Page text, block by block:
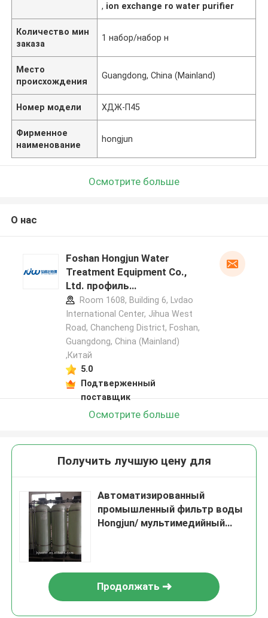
, ion exchange ro water purifier
Количество мин
заказа
1 набор/набор н
Место
происхождения
Guangdong, China (Mainland)
Номер модели ХДЖ-П45
Фирменное
наименование
hongjun
Осмотрите больше
О нас
Foshan Hongjun Water
Treatment Equipment Co.,
Ltd. профиль
производителя
Room 1608, Building 6, Lvdao
International Center, Jihua West
Road, Chancheng District, Foshan,
Guangdong, China (Mainland)
,Китай
5.0
Подтверженный
поставщик
Осмотрите больше
Получить лучшую цену для
Автоматизированный
промышленный фильтр воды
Hongjun/ мультимедийный
Продолжать